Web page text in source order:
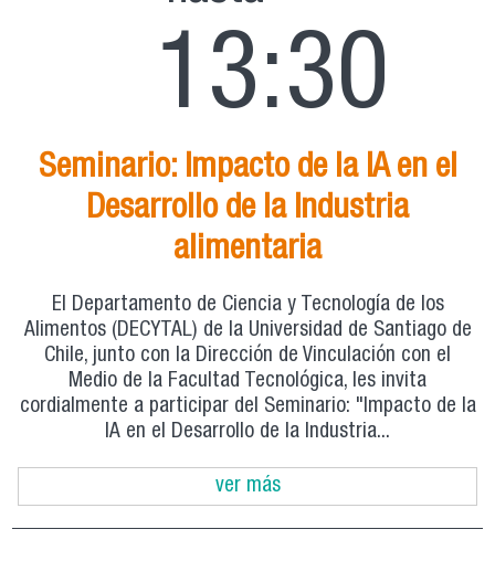
13:30
Seminario: Impacto de la IA en el
Desarrollo de la Industria
alimentaria
El Departamento de Ciencia y Tecnología de los
Alimentos (DECYTAL) de la Universidad de Santiago de
Chile, junto con la Dirección de Vinculación con el
Medio de la Facultad Tecnológica, les invita
cordialmente a participar del Seminario: "Impacto de la
IA en el Desarrollo de la Industria...
ver más